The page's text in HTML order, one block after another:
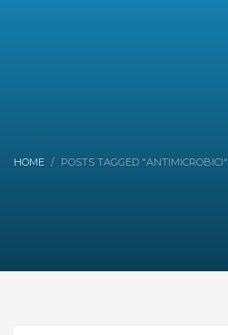
HOME POSTS TAGGED "ANTIMICROBICI"